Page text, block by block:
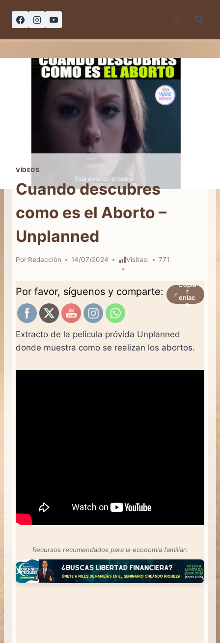
VÍDEOS
Cuando descubres
como es el Aborto –
Unplanned
Por Redacción 14/07/2024 Visitas: 771
Por favor, síguenos y comparte:
Copia
r
enlac
e
Extracto de la película próvida Unplanned
donde muestra como se realizan los abortos.
Recursos recomendados para la economía familiar: